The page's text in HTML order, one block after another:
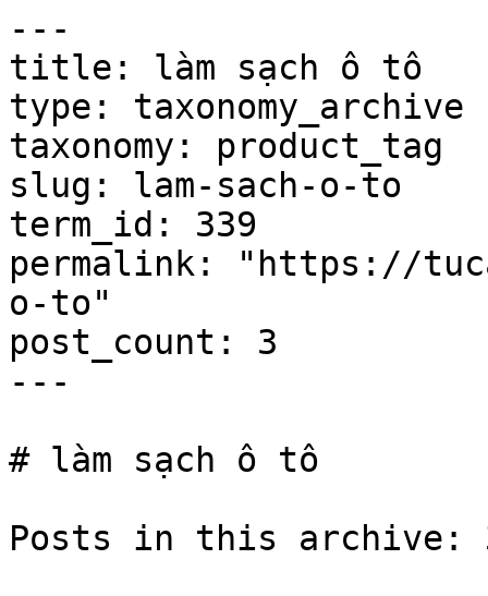
---
title: làm sạch ô tô
type: taxonomy_archive
taxonomy: product_tag
slug: lam-sach-o-to
term_id: 339
permalink: "https://
o-to"
post_count: 3
---
# làm sạch ô tô
Posts in this archive: